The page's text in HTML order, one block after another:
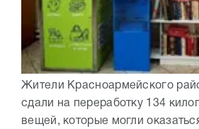
Жители Красноармейского
сдали на переработку 134
вещей, которые могли